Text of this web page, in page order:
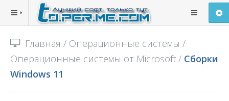
Главная / Операционные системы /
Операционные системы от Microsoft / Сборки
Windows 11